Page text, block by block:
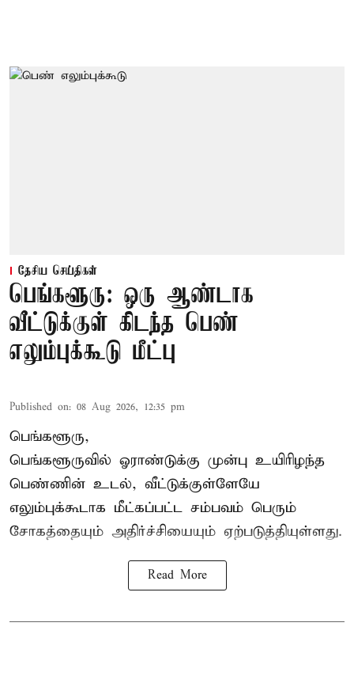
தேசிய செய்திகள்
பெங்களூரு: ஒரு ஆண்டாக
வீட்டுக்குள் கிடந்த பெண்
எலும்புக்கூடு மீட்பு
Published on: 08 Aug 2026, 12:35 pm
பெங்களூரு,
பெங்களூருவில் ஓராண்டுக்கு முன்பு உயிரிழந்த
பெண்ணின் உடல், வீட்டுக்குள்ளேயே
எலும்புக்கூடாக மீட்கப்பட்ட சம்பவம் பெரும்
சோகத்தையும் அதிர்ச்சியையும் ஏற்படுத்தியுள்ளது.
Read More